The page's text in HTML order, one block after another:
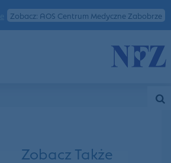
Zobacz: AOS Centrum Medyczne Zabobrze
Zobacz Także